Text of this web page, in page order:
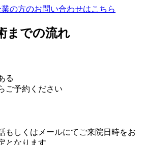
業の方のお問い合わせはこちら
までの流れ
る
ご予約ください
もしくはメールにてご来院日時をお
となります